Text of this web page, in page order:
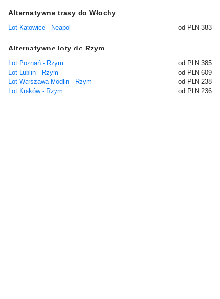
Alternatywne trasy do Włochy
Lot Katowice - Neapol od PLN 383
Alternatywne loty do Rzym
Lot Poznań - Rzym
od PLN 385
Lot Lublin - Rzym
od PLN 609
Lot Warszawa-Modlin - Rzym
od PLN 238
Lot Kraków - Rzym
od PLN 236